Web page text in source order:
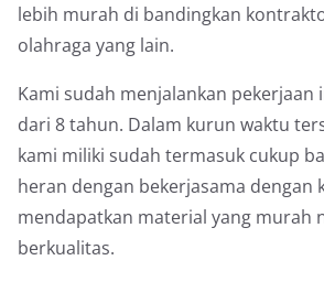
lebih murah di bandingkan
olahraga yang lain.
Kami sudah menjalankan pekerjaan
dari 8 tahun. Dalam kurun waktu
kami miliki sudah termasuk cukup
heran dengan bekerjasama dengan
mendapatkan material yang murah
berkualitas.